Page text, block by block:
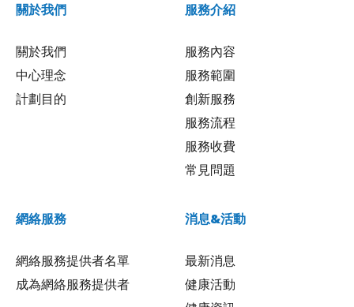
關於我們
關於我們
中心理念
計劃目的
服務介紹
服務內容
服務範圍
創新服務
服務流程
服務收費
常見問題
網絡服務
網絡服務提供者名單
成為網絡服務提供者
消息&活動
最新消息
健康活動